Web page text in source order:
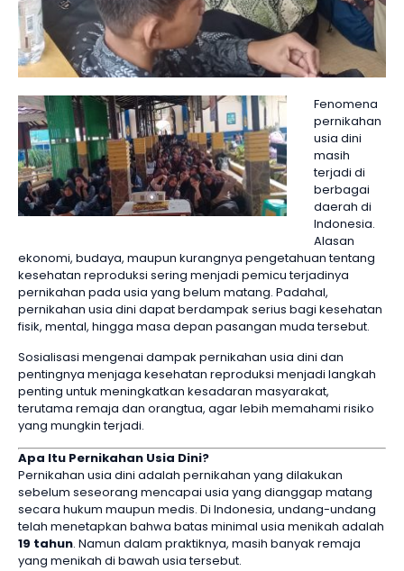
Fenomena
pernikahan
usia dini
masih
terjadi di
berbagai
daerah di
Indonesia.
Alasan
ekonomi, budaya, maupun kurangnya pengetahuan tentang
kesehatan reproduksi sering menjadi pemicu terjadinya
pernikahan pada usia yang belum matang. Padahal,
pernikahan usia dini dapat berdampak serius bagi kesehatan
fisik, mental, hingga masa depan pasangan muda tersebut.
Sosialisasi mengenai dampak pernikahan usia dini dan
pentingnya menjaga kesehatan reproduksi menjadi langkah
penting untuk meningkatkan kesadaran masyarakat,
terutama remaja dan orangtua, agar lebih memahami risiko
yang mungkin terjadi.
Apa Itu Pernikahan Usia Dini?
Pernikahan usia dini adalah pernikahan yang dilakukan
sebelum seseorang mencapai usia yang dianggap matang
secara hukum maupun medis. Di Indonesia, undang-undang
telah menetapkan bahwa batas minimal usia menikah adalah
19 tahun. Namun dalam praktiknya, masih banyak remaja
yang menikah di bawah usia tersebut.